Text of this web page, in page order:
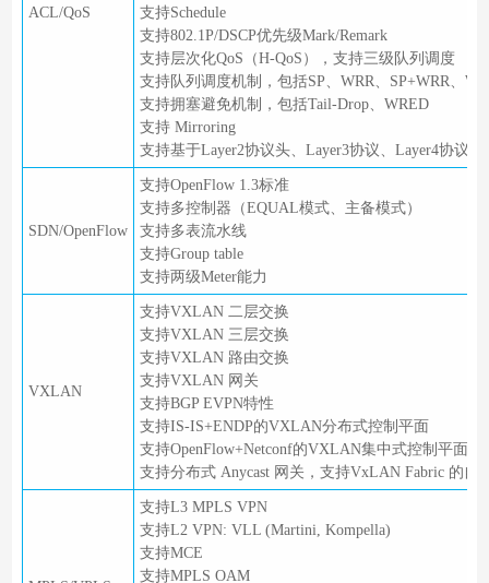
ACL/QoS
支持Schedule
支持802.1P/DSCP优先级Mark/Remark
支持层次化QoS（H-QoS），支持三级队列调度
支持队列调度机制，包括SP、WRR、SP+WRR、
支持拥塞避免机制，包括Tail-Drop、WRED
支持 Mirroring
支持基于Layer2协议头、Layer3协议、Layer4协议
SDN/OpenFlow
支持OpenFlow 1.3标准
支持多控制器（EQUAL模式、主备模式）
支持多表流水线
支持Group table
支持两级Meter能力
VXLAN
支持VXLAN 二层交换
支持VXLAN 三层交换
支持VXLAN 路由交换
支持VXLAN 网关
支持BGP EVPN特性
支持IS-IS+ENDP的VXLAN分布式控制平面
支持OpenFlow+Netconf的VXLAN集中式控制平面
支持分布式 Anycast 网关，支持VxLAN Fabric 的自
支持L3 MPLS VPN
支持L2 VPN: VLL (Martini, Kompella)
支持MCE
支持MPLS OAM